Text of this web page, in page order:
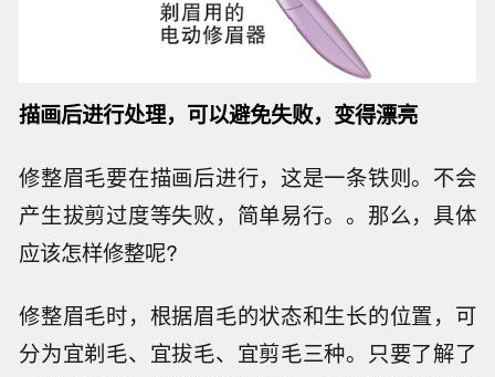
描画后进行处理，可以避免失败，变得漂亮
修整眉毛要在描画后进行，这是一条铁则。不会
产生拔剪过度等失败，简单易行。。那么，具体
应该怎样修整呢?
修整眉毛时，根据眉毛的状态和生长的位置，可
分为宜剃毛、宜拔毛、宜剪毛三种。只要了解了